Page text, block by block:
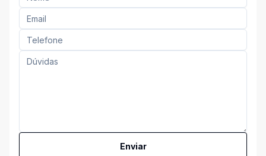
Enviar